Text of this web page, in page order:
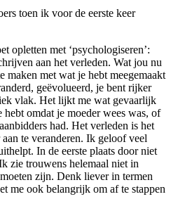
toen ik voor de eerste keer
opletten met ‘psychologiseren’:
aan het verleden. Wat jou nu
maken met wat je hebt meegemaakt
geëvolueerd, je bent rijker
vlak. Het lijkt me wat gevaarlijk
hebt omdat je moeder wees was, of
had. Het verleden is het
te veranderen. Ik geloof veel
In de eerste plaats door niet
zie trouwens helemaal niet in
zijn. Denk liever in termen
me ook belangrijk om af te stappen